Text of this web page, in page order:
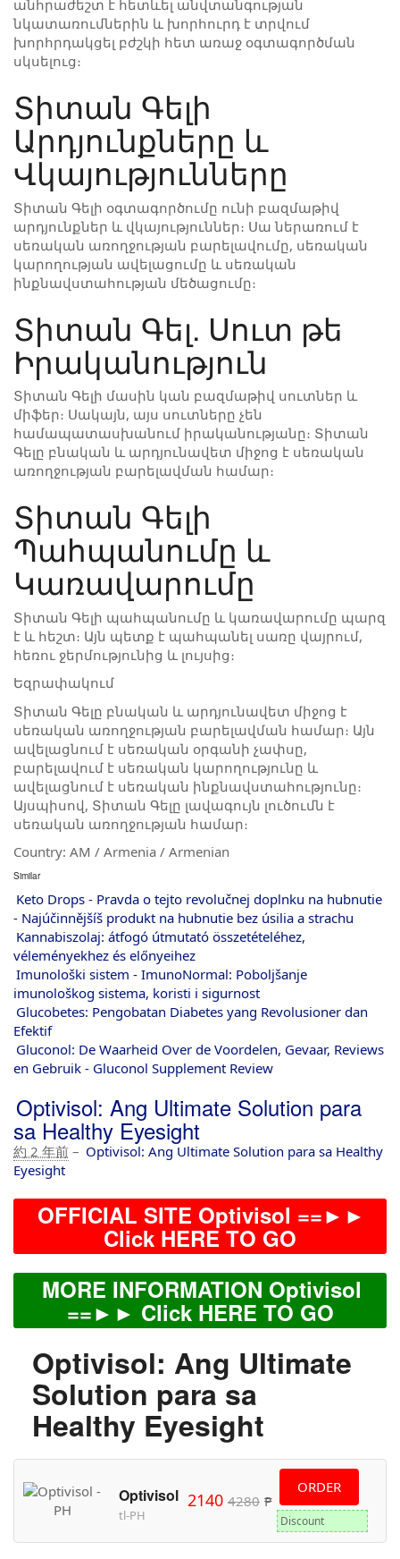
անհրաժեշտ է հետևել անվտանգության
նկատառումներին և խորհուրդ է տրվում
խորհրդակցել բժշկի հետ առաջ օգտագործման
սկսելուց։
Տիտան Գելի
Արդյունքները և
Վկայությունները
Տիտան Գելի օգտագործումը ունի բազմաթիվ
արդյունքներ և վկայություններ։ Սա ներառում է
սեռական առողջության բարելավումը, սեռական
կարողության ավելացումը և սեռական
ինքնավստահության մեծացումը։
Տիտան Գել. Սուտ թե
Իրականություն
Տիտան Գելի մասին կան բազմաթիվ սուտներ և
միֆեր։ Սակայն, այս սուտները չեն
համապատասխանում իրականությանը։ Տիտան
Գելը բնական և արդյունավետ միջոց է սեռական
առողջության բարելավման համար։
Տիտան Գելի
Պահպանումը և
Կառավարումը
Տիտան Գելի պահպանումը և կառավարումը պարզ
է և հեշտ։ Այն պետք է պահպանել սառը վայրում,
հեռու ջերմությունից և լույսից։
Եզրափակում
Տիտան Գելը բնական և արդյունավետ միջոց է
սեռական առողջության բարելավման համար։ Այն
ավելացնում է սեռական օրգանի չափսը,
բարելավում է սեռական կարողությունը և
ավելացնում է սեռական ինքնավստահությունը։
Այսպիսով, Տիտան Գելը լավագույն լուծումն է
սեռական առողջության համար։
Country: AM / Armenia / Armenian
Similar
Keto Drops - Pravda o tejto revolučnej doplnku na hubnutie
- Najúčinnějšíš produkt na hubnutie bez úsilia a strachu
Kannabiszolaj: átfogó útmutató összetételéhez,
véleményekhez és előnyeihez
Imunološki sistem - ImunoNormal: Poboljšanje
imunološkog sistema, koristi i sigurnost
Glucobetes: Pengobatan Diabetes yang Revolusioner dan
Efektif
Gluconol: De Waarheid Over de Voordelen, Gevaar, Reviews
en Gebruik - Gluconol Supplement Review
Optivisol: Ang Ultimate Solution para
sa Healthy Eyesight
約 2 年前 – Optivisol: Ang Ultimate Solution para sa Healthy
Eyesight
OFFICIAL SITE Optivisol ==►►
Click HERE TO GO
MORE INFORMATION Optivisol
==►► Click HERE TO GO
Optivisol: Ang Ultimate
Solution para sa
Healthy Eyesight
Optivisol
tl-PH
2140 4280 ₱
ORDER
Discount